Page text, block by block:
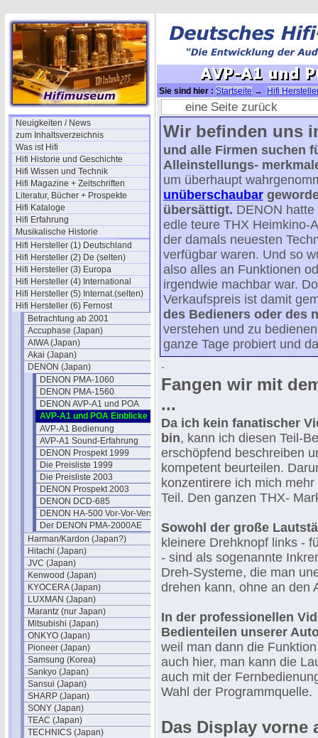
Neuigkeiten / News
zum Inhaltsverzeichnis
Was ist Hifi
Hifi Historie und Geschichte
Hifi Wissen und Technik
Hifi Magazine + Zeitschriften
Literatur, Bücher + Prospekte
Hifi Kataloge
Hifi Erfahrung
Musikalische Historie
Hifi Hersteller (1) Deutschland
Hifi Hersteller (2) De (selten)
Hifi Hersteller (3) Europa
Hifi Hersteller (4) International
Hifi Hersteller (5) Internat.(selten)
Hifi Hersteller (6) Fernost
Betrachtung ab 2001
Accuphase (Japan)
AIWA (Japan)
Akai (Japan)
DENON (Japan)
DENON PMA-1060
DENON PMA-1560
DENON AVP-A1 und POA
AVP-A1 und POA Einblicke
AVP-A1 Bedienung
AVP-A1 Sound-Erfahrung
DENON Prospekt 1999
Die Preisliste 1999
Die Preisliste 2003
DENON Prospekt 2003
DENON DCD-685
DENON HA-500 Vor-Vor-Verstärker
Der DENON PMA-2000AE
Harman/Kardon (Japan?)
Hitachi (Japan)
JVC (Japan)
Kenwood (Japan)
KYOCERA (Japan)
LUXMAN (Japan)
Marantz (nur Japan)
Mitsubishi (Japan)
ONKYO (Japan)
Pioneer (Japan)
Samsung (Korea)
Sankyo (Japan)
Sansui (Japan)
SHARP (Japan)
SONY (Japan)
TEAC (Japan)
TECHNICS (Japan)
Sie sind hier : Startseite → Hifi
eine Seite zurück
Wir befinden uns
und alle Firmen suchen
Alleinstellungs-
um überhaupt
unüberschaubar
übersättigt. DENON
edle teure THX Heimkino-
der damals neuesten
verfügbar waren. Und so
also alles an Funktionen
irgendwie machbar war.
Verkaufspreis ist damit
des Bedieners oder des
verstehen und zu
ganze Tage probiert und
.
Fangen wir mit
...
Da ich kein fanatischer
bin, kann ich diesen Teil-
erschöpfend beschreiben
kompetent beurteilen.
konzentirere ich mich
Teil. Den ganzen THX-
Sowohl der große
kleinere Drehknopf links -
- sind als sogenannte
Dreh-Systeme, die man
drehen kann, ohne an den
In der professionellen
Bedienteilen unserer
weil man dann die
auch hier, man kann die
auch mit der
Wahl der Programmquelle.
Das Display vorne